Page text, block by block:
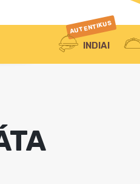
INDIAI
AUTENTIKUS